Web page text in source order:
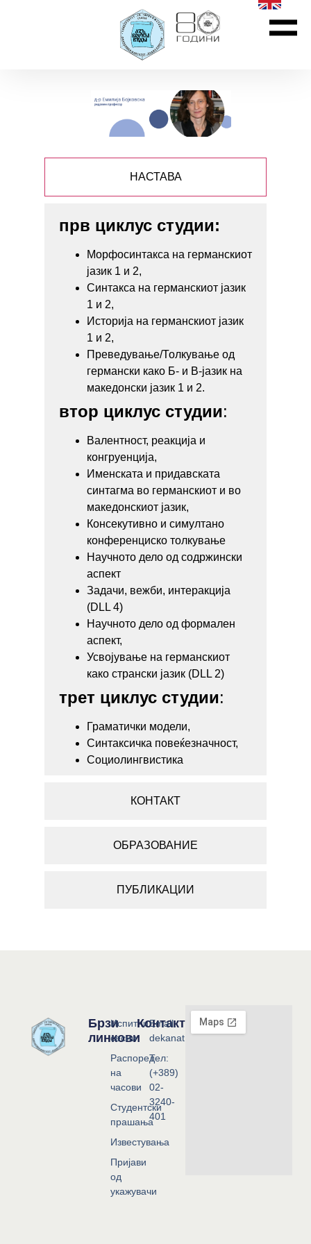
НАСТАВА
КОНТАКТ
ОБРАЗОВАНИЕ
ПУБЛИКАЦИИ
прв циклус студии:
Морфосинтакса на германскиот
јазик 1 и 2,
Синтакса на германскиот јазик
1 и 2,
Историја на германскиот јазик
1 и 2,
Преведување/Толкување од
германски како Б- и В-јазик на
македонски јазик 1 и 2.
втор циклус студии:
Валентност, реакција и
конгруенција,
Именската и придавската
синтагма во германскиот и во
македонскиот јазик,
Консекутивно и симултано
конференциско толкување
Научното дело од содржински
аспект
Задачи, вежби, интеракција
(DLL 4)
Научното дело од формален
аспект,
Усвојување на германскиот
како странски јазик (DLL 2)
трет циклус студии:
Граматички модели,
Синтаксичка повеќезначност,
Социолингвистика
Брзи
линкови
Испитни
сесии
Распоред
на
часови
Студентски
прашања
Известувања
Пријави
од
укажувачи
Контакт
Email:
dekanat@flf.ukim.edu.mk
Тел:
(+389)
02-
3240-
401